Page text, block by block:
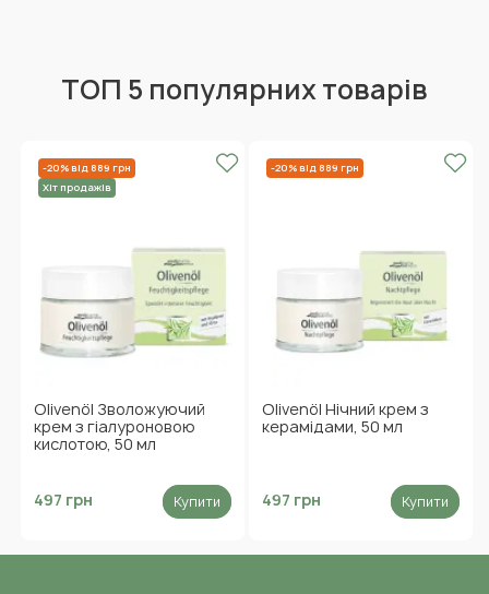
ТОП 5 популярних товарів
Olivenöl Зволожуючий
крем з гіалуроновою
кислотою, 50 мл
-20% від 889 грн
Хіт продажів
497 грн Купити
Olivenöl Нічний крем з
керамідами, 50 мл
-20% від 889 грн
497 грн Купити